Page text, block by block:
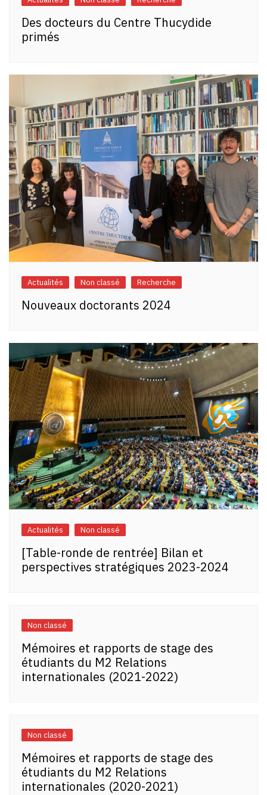
Des docteurs du Centre Thucydide
primés
Actualités Non classé Recherche
Nouveaux doctorants 2024
Actualités Non classé
[Table-ronde de rentrée] Bilan et
perspectives stratégiques 2023-2024
Non classé
Mémoires et rapports de stage des
étudiants du M2 Relations
internationales (2021-2022)
Non classé
Mémoires et rapports de stage des
étudiants du M2 Relations
internationales (2020-2021)